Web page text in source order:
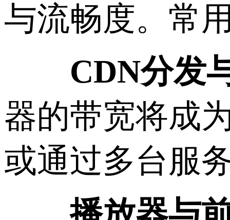
与流畅度。常
CDN分发
器的带宽将成
或通过多台服